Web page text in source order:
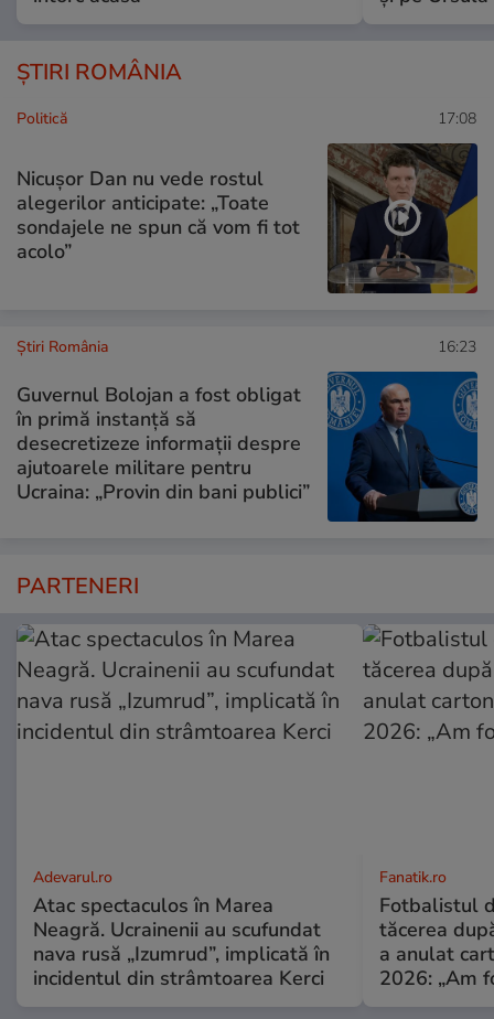
ȘTIRI ROMÂNIA
Politică 17:08
Nicușor Dan nu vede rostul
alegerilor anticipate: „Toate
sondajele ne spun că vom fi tot
acolo”
Știri România 16:23
Guvernul Bolojan a fost obligat
în primă instanță să
desecretizeze informații despre
ajutoarele militare pentru
Ucraina: „Provin din bani publici”
PARTENERI
Adevarul.ro
Atac spectaculos în Marea
Neagră. Ucrainenii au scufundat
nava rusă „Izumrud”, implicată în
incidentul din strâmtoarea Kerci
Fanatik.ro
Fotbalistul
tăcerea
a anulat
2026: „Am